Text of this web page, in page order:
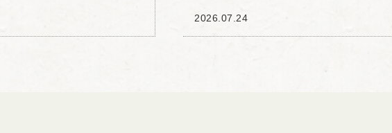
製のペーパー...
2026.07.24